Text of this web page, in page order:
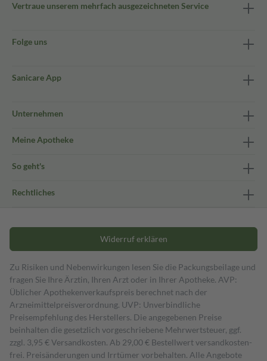
Vertraue unserem mehrfach ausgezeichneten Service
Folge uns
Sanicare App
Unternehmen
Meine Apotheke
So geht's
Rechtliches
Widerruf erklären
Zu Risiken und Nebenwirkungen lesen Sie die Packungsbeilage und
fragen Sie Ihre Ärztin, Ihren Arzt oder in Ihrer Apotheke. AVP:
Üblicher Apothekenverkaufspreis berechnet nach der
Arzneimittelpreisverordnung. UVP: Unverbindliche
Preisempfehlung des Herstellers. Die angegebenen Preise
beinhalten die gesetzlich vorgeschriebene Mehrwertsteuer, ggf.
zzgl. 3,95 € Versandkosten. Ab 29,00 € Bestell­wert versand­kosten­
frei. Preisänderungen und Irrtümer vorbehalten. Alle Angebote